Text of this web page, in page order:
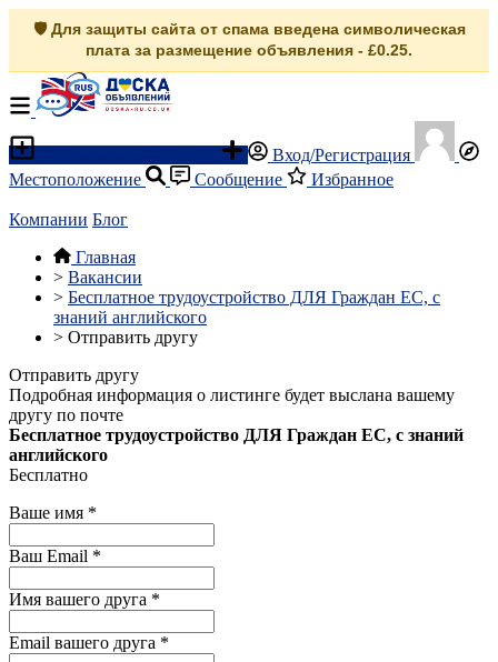
🛡️ Для защиты сайта от спама введена символическая
плата за размещение объявления - £0.25.
Вход/Регистрация
Местоположение
Сообщение Избранное
Компании Блог
Главная
> Вакансии
> Бесплатное трудоустройство ДЛЯ Граждан ЕС, c
знаний английского
> Отправить другу
Отправить другу
Подробная информация о листинге будет выслана вашему
другу по почте
Бесплатное трудоустройство ДЛЯ Граждан ЕС, c знаний
английского
Бесплатно
Ваше имя *
Ваш Email *
Имя вашего друга *
Email вашего друга *